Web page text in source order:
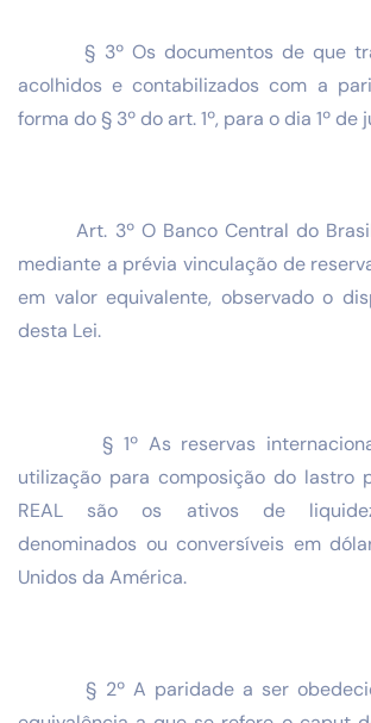
§ 3º Os documentos de que
acolhidos e contabilizados com a
forma do § 3º do art. 1º, para o dia 1º de
Art. 3º O Banco Central do Brasil
mediante a prévia vinculação de
em valor equivalente, observado o
desta Lei.
§ 1º As reservas
utilização para composição do lastro
REAL são os ativos de
denominados ou conversíveis em
Unidos da América.
§ 2º A paridade a ser